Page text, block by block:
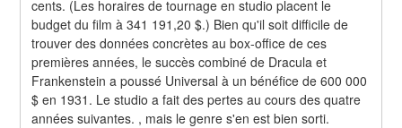
cents. (Les horaires de tournage en studio placent le
budget du film à 341 191,20 $.) Bien qu'il soit difficile de
trouver des données concrètes au box-office de ces
premières années, le succès combiné de Dracula et
Frankenstein a poussé Universal à un bénéfice de 600 000
$ en 1931. Le studio a fait des pertes au cours des quatre
années suivantes. , mais le genre s'en est bien sorti.